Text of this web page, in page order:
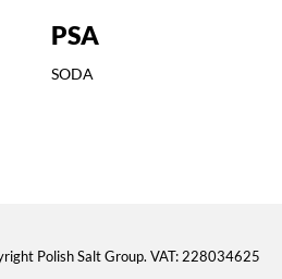
PSA
SODA
Polish Salt Group. VAT: 228034625